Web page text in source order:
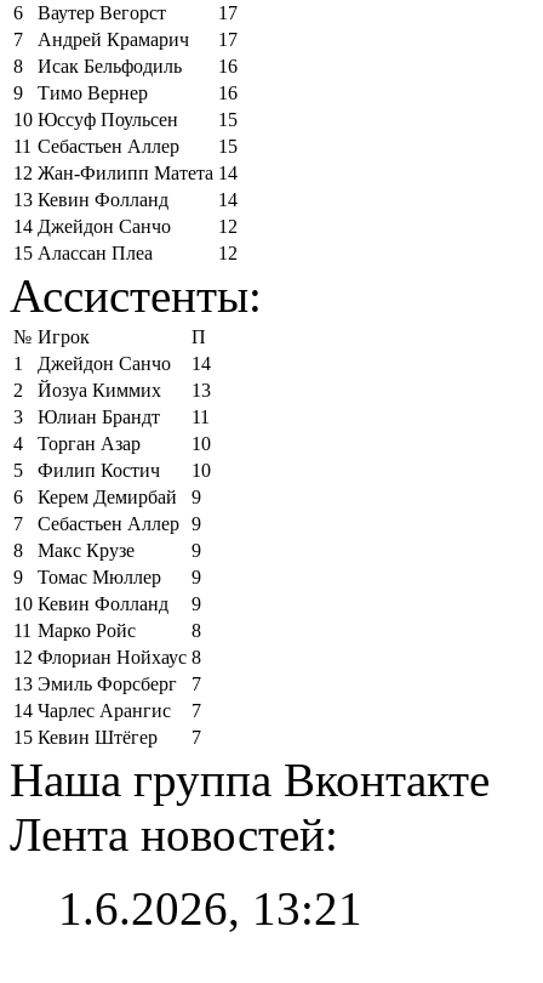
6
Ваутер Вегорст
17
7
Андрей Крамарич
17
8
Исак Бельфодиль
16
9
Тимо Вернер
16
10 Юссуф Поульсен
15
11 Себастьен Аллер
15
12 Жан-Филипп Матета 14
13 Кевин Фолланд
14
14 Джейдон Санчо
12
15 Алассан Плеа 12
Ассистенты:
№ Игрок
П
1
Джейдон Санчо
14
2
Йозуа Киммих
13
3
Юлиан Брандт
11
4
Торган Азар
10
5
Филип Костич
10
6
Керем Демирбай
9
7
Себастьен Аллер 9
8
Макс Крузе
9
9
Томас Мюллер
9
10 Кевин Фолланд
9
11 Марко Ройс
8
12 Флориан Нойхаус 8
13 Эмиль Форсберг
7
14 Чарлес Арангис
7
15 Кевин Штёгер 7
Наша группа Вконтакте
Лента новостей:
1.6.2026, 13:21